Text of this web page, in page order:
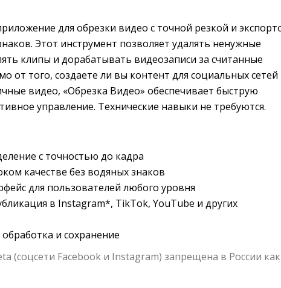
для обрезки видео с точной резкой и
Этот инструмент позволяет удалять ненужные
клипы и дорабатывать видеозаписи за считанные
от того, создаете ли вы контент для социальных сетей
видео, «Обрезка Видео» обеспечивает быструю
управление. Технические навыки не требуются.
с точностью до кадра
качестве без водяных знаков
для пользователей любого уровня
в Instagram*, TikTok, YouTube и других
и сохранение
(соцсети Facebook и Instagram) запрещена в России как